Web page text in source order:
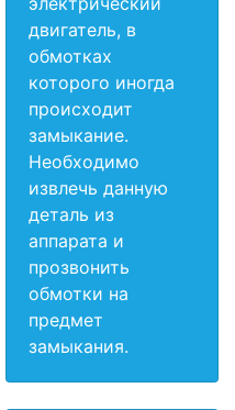
двигатель, в
обмотках
которого иногда
происходит
замыкание.
Необходимо
извлечь данную
деталь из
аппарата и
прозвонить
обмотки на
предмет
замыкания.